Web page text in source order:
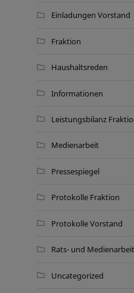
Einladungen Vorstand
Fraktion
Haushaltsreden
Informationen
Leistungsbilanz
Medienarbeit
Pressespiegel
Protokolle Fraktion
Protokolle Vorstand
Rats- und Medienarbeit
Uncategorized